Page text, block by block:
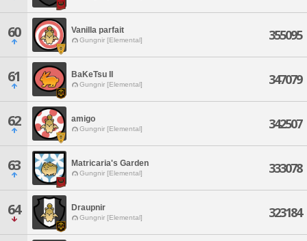
60 Vanilla parfait
Gungnir [Elemental] 355095
61 BaKeTsu II
Gungnir [Elemental] 347079
62 amigo
Gungnir [Elemental] 342507
63 Matricaria's Garden
Gungnir [Elemental] 333078
64 Draupnir
Gungnir [Elemental] 323184